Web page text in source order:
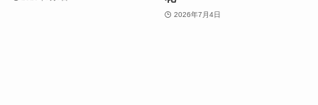
2026年7月4日